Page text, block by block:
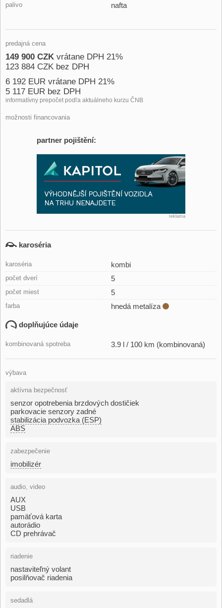
palivo nafta
predajná cena
149 900 CZK vrátane DPH 21%
123 884 CZK bez DPH
6 192 EUR vrátane DPH 21%
5 117 EUR bez DPH
informatívny prepočet podľa aktuálneho kurzu ČNB
možnosti financovania
partner pojištění:
reklama
karoséria
karoséria kombi
počet dverí 5
počet miest 5
farba hnedá metalíza
doplňujúce údaje
kombinovaná spotreba 3.9 l / 100 km (kombinovaná)
výbava
aktívna bezpečnosť
senzor opotrebenia brzdových dostičiek
parkovacie senzory zadné
stabilizácia podvozka (ESP)
ABS
zabezpečenie
imobilizér
audio, video
AUX
USB
pamäťová karta
autorádio
CD prehrávač
riadenie
nastaviteľný volant
posilňovač riadenia
sedadlá